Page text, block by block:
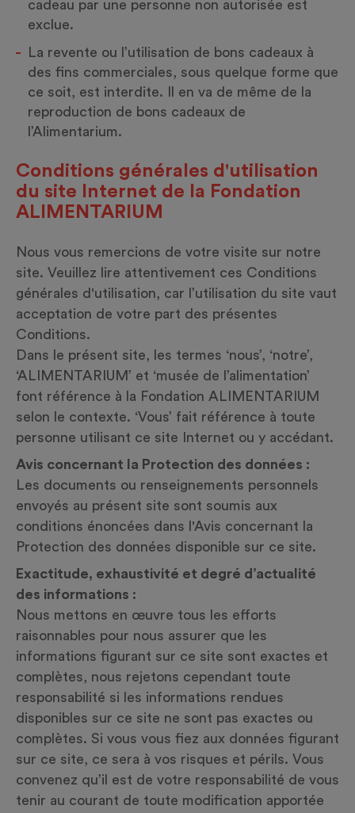
cadeau par une personne non autorisée est
exclue.
La revente ou l’utilisation de bons cadeaux à
des fins commerciales, sous quelque forme que
ce soit, est interdite. Il en va de même de la
reproduction de bons cadeaux de
l’Alimentarium.
Conditions générales d'utilisation
du site Internet de la Fondation
ALIMENTARIUM
Nous vous remercions de votre visite sur notre
site. Veuillez lire attentivement ces Conditions
générales d'utilisation, car l’utilisation du site vaut
acceptation de votre part des présentes
Conditions.
Dans le présent site, les termes ‘nous’, ‘notre’,
‘ALIMENTARIUM’ et ‘musée de l’alimentation’
font référence à la Fondation ALIMENTARIUM
selon le contexte. ‘Vous’ fait référence à toute
personne utilisant ce site Internet ou y accédant.
Avis concernant la Protection des données :
Les documents ou renseignements personnels
envoyés au présent site sont soumis aux
conditions énoncées dans l'Avis concernant la
Protection des données disponible sur ce site.
Exactitude, exhaustivité et degré d’actualité
des informations :
Nous mettons en œuvre tous les efforts
raisonnables pour nous assurer que les
informations figurant sur ce site sont exactes et
complètes, nous rejetons cependant toute
responsabilité si les informations rendues
disponibles sur ce site ne sont pas exactes ou
complètes. Si vous vous fiez aux données figurant
sur ce site, ce sera à vos risques et périls. Vous
convenez qu’il est de votre responsabilité de vous
tenir au courant de toute modification apportée